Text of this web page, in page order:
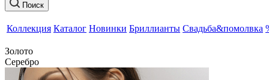
Поиск
Коллекция Каталог Новинки Бриллианты Свадьба&помолвка
Золото
Серебро